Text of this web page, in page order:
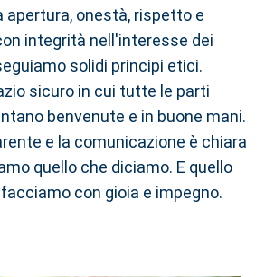
onestà, rispetto e
integrità nell'interesse dei
solidi principi etici.
sicuro in cui tutte le parti
benvenute e in buone mani.
e la comunicazione è chiara
quello che diciamo. E quello
con gioia e impegno.